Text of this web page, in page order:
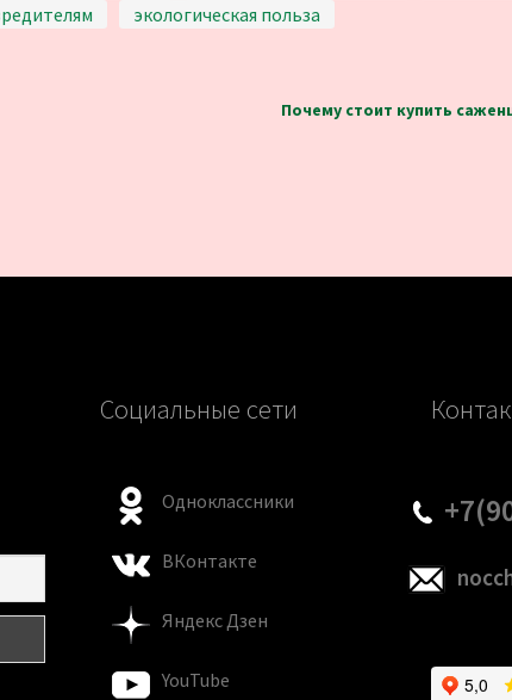
экологическая польза
Почему стоит купить
Социальные сети
Одноклассники
ВКонтакте
Яндекс Дзен
YouTube